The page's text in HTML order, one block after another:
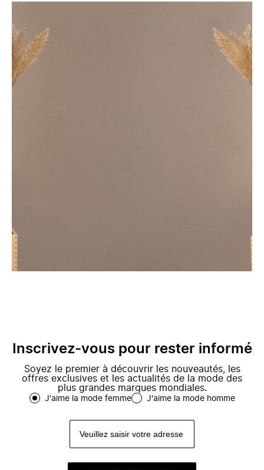
Inscrivez-vous pour rester informé
Soyez le premier à découvrir les nouveautés, les
offres exclusives et les actualités de la mode des
plus grandes marques mondiales.
J'aime la mode femme J'aime la mode homme